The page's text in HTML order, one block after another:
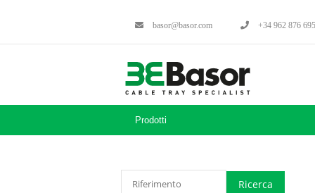
basor@basor.com +34 962 876 695
Prodotti